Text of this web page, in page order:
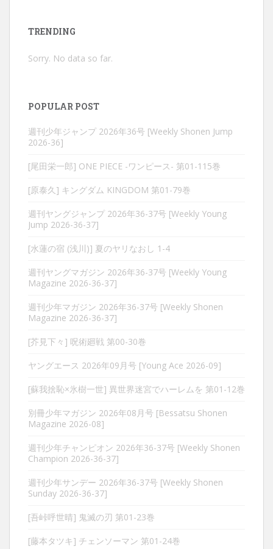
TRENDING
Sorry. No data so far.
POPULAR POST
週刊少年ジャンプ 2026年36号 [Weekly Shonen Jump
2026-36]
[尾田栄一郎] ONE PIECE -ワンピース- 第01-115巻
[原泰久] キングダム KINGDOM 第01-79巻
週刊ヤングジャンプ 2026年36-37号 [Weekly Young
Jump 2026-36-37]
[水蓮の宿 (浅川)] 夏のヤリなおし 1-4
週刊ヤングマガジン 2026年36-37号 [Weekly Young
Magazine 2026-36-37]
週刊少年マガジン 2026年36-37号 [Weekly Shonen
Magazine 2026-36-37]
[芥見下々] 呪術廻戦 第00-30巻
ヤングエース 2026年09月号 [Young Ace 2026-09]
[蘇我捨恥×氷樹一世] 異世界迷宮でハーレムを 第01-12巻
別冊少年マガジン 2026年08月号 [Bessatsu Shonen
Magazine 2026-08]
週刊少年チャンピオン 2026年36-37号 [Weekly Shonen
Champion 2026-36-37]
週刊少年サンデー 2026年36-37号 [Weekly Shonen
Sunday 2026-36-37]
[吾峠呼世晴] 鬼滅の刃 第01-23巻
[藤本タツキ] チェンソーマン 第01-24巻